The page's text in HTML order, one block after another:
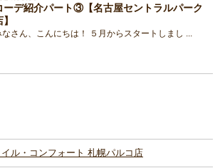
ーデ紹介パート③【名古屋セントラルパーク
なさん、こんにちは！ ５月からスタートしまし ...
ル・コンフォート 札幌パルコ店